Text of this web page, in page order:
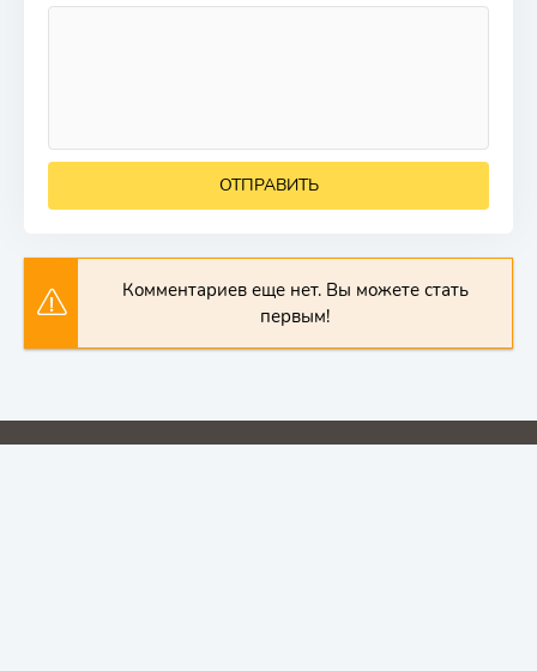
ОТПРАВИТЬ
Комментариев еще нет. Вы можете стать
первым!